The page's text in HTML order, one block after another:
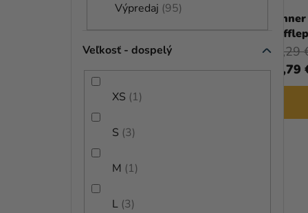
Výpredaj 95
Veľkosť - dospelý
XS 1
S 3
M 1
L 3
U
K
Pohár Pán Prsteňov 400 ml
9,99 €
12,99 € (–23 %)
DO KOŠÍKA
14,79
19,29